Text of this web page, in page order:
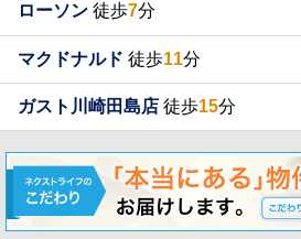
ローソン 徒歩7分
マクドナルド 徒歩11分
ガスト川崎田島店 徒歩15分